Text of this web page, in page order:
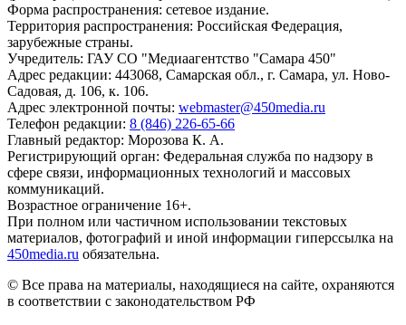
Форма распространения: сетевое издание.
Территория распространения: Российская Федерация,
зарубежные страны.
Учредитель: ГАУ СО "Медиаагентство "Самара 450"
Адрес редакции: 443068, Самарская обл., г. Самара, ул. Ново-
Садовая, д. 106, к. 106.
Адрес электронной почты: webmaster@450media.ru
Телефон редакции: 8 (846) 226-65-66
Главный редактор: Морозова К. А.
Регистрирующий орган: Федеральная служба по надзору в
сфере связи, информационных технологий и массовых
коммуникаций.
Возрастное ограничение 16+.
При полном или частичном использовании текстовых
материалов, фотографий и иной информации гиперссылка на
450media.ru обязательна.
© Все права на материалы, находящиеся на сайте, охраняются
в соответствии с законодательством РФ